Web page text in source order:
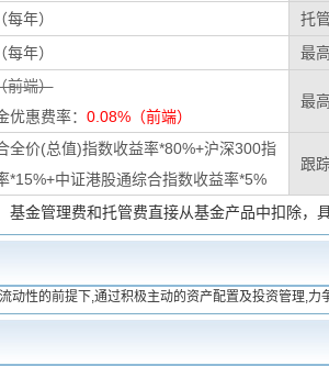
年） 托
年） 最
前端）
优惠费率： 0.08%（前端）
最
全价(总值)指数收益率*80%+沪深300指
*15%+中证港股通综合指数收益率*5%
跟
基金管理费和托管费直接从基金产品中扣除，
动性的前提下,通过积极主动的资产配置及投资管理,力